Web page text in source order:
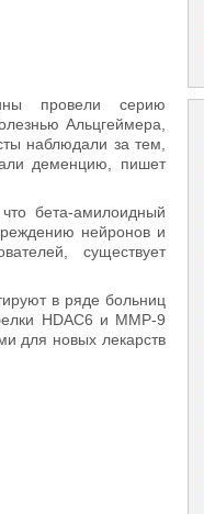
провели серию
Альцгеймера,
наблюдали за тем,
деменцию, пишет
бета-амилоидный
нейронов и
существует
в ряде больниц
HDAC6 и MMP-9
для новых лекарств